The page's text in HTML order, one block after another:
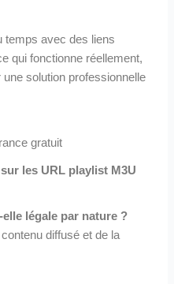
temps avec des liens
qui fonctionne réellement,
solution professionnelle
les URL playlist M3U
légale par nature ?
contenu diffusé et de la